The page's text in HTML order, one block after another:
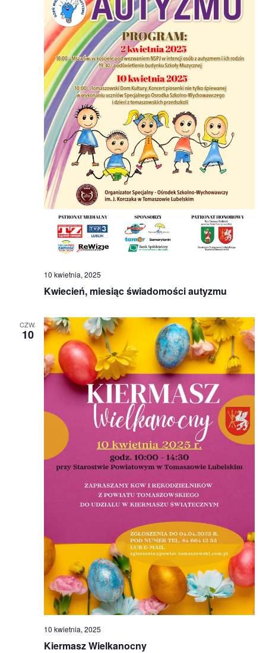
Kwiecień, miesiąc świadomości autyzmu
10 kwietnia, 2025
CZW.
10
Kiermasz Wielkanocny
10 kwietnia, 2025